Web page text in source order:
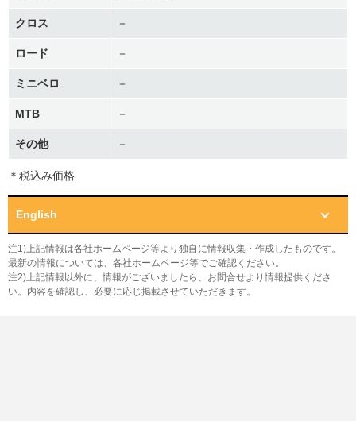
クロス －
ロード －
ミニベロ －
MTB －
その他 －
＊税込み価格
English
注1)上記情報は各社ホームページ等より独自に情報収集・作成したものです。
最新の情報については、各社ホームページ等でご確認ください。
注2)上記情報以外に、情報がございましたら、お問合せより情報提供くださ
い。内容を確認し、必要に応じ掲載させていただきます。